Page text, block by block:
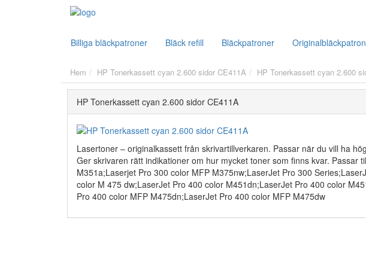
Billiga bläckpatroner Bläck refill Bläckpatroner
Hem HP Tonerkassett cyan 2.600 sidor CE411A HP Tonerkassett cyan 2.600
HP Tonerkassett cyan 2.600 sidor CE411A
Lasertoner – originalkassett från skrivartillverkaren. Passar när du vill ha
Ger skrivaren rätt indikationer om hur mycket toner som finns kvar. Passar
M351a;Laserjet Pro 300 color MFP M375nw;LaserJet Pro 300
color M 475 dw;LaserJet Pro 400 color M451dn;LaserJet Pro 400 color
Pro 400 color MFP M475dn;LaserJet Pro 400 color MFP M475dw